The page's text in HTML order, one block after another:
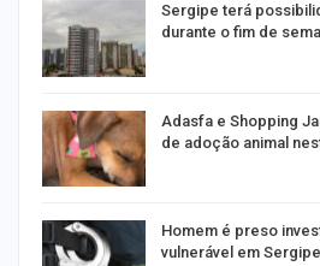
Sergipe terá
durante o fim de
Adasfa e Shopping
de adoção animal
Homem é preso
vulnerável em Sergipe